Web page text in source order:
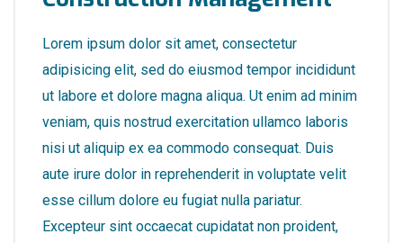
Lorem ipsum dolor sit amet, consectetur
adipisicing elit, sed do eiusmod tempor incididunt
ut labore et dolore magna aliqua. Ut enim ad minim
veniam, quis nostrud exercitation ullamco laboris
nisi ut aliquip ex ea commodo consequat. Duis
aute irure dolor in reprehenderit in voluptate velit
esse cillum dolore eu fugiat nulla pariatur.
Excepteur sint occaecat cupidatat non proident,